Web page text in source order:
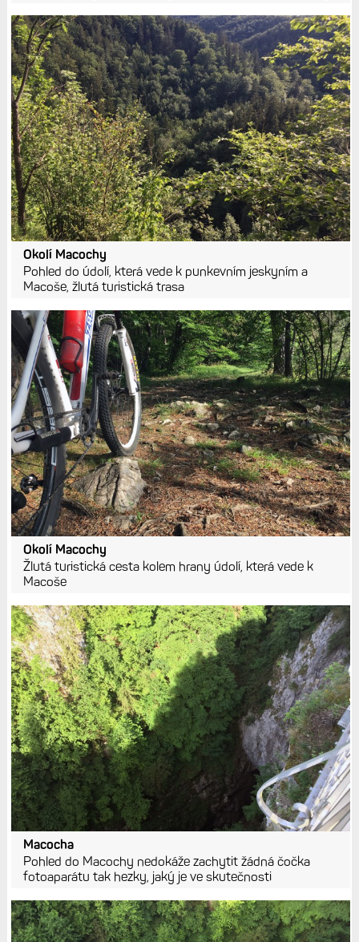
Okolí Macochy
Pohled do údolí, která vede k punkevním jeskyním a
Macoše, žlutá turistická trasa
Okolí Macochy
Žlutá turistická cesta kolem hrany údolí, která vede k
Macoše
Macocha
Pohled do Macochy nedokáže zachytit žádná čočka
fotoaparátu tak hezky, jaký je ve skutečnosti